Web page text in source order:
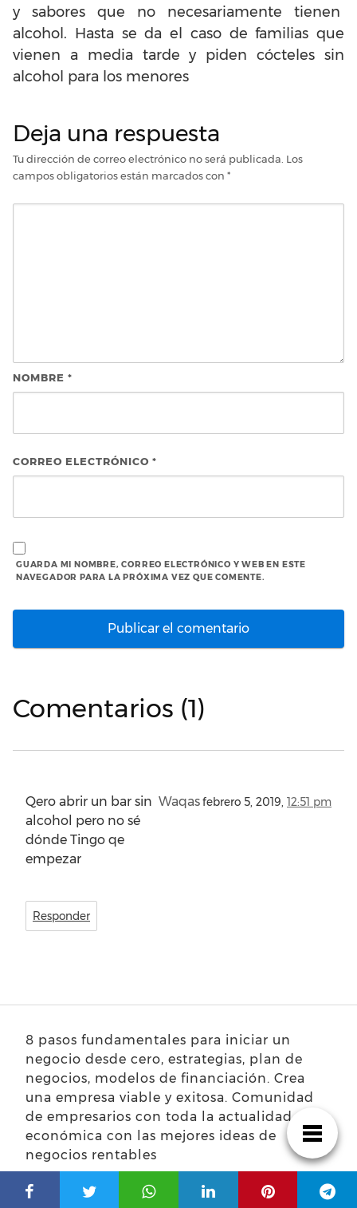
y sabores que no necesariamente tienen
alcohol. Hasta se da el caso de familias que
vienen a media tarde y piden cócteles sin
alcohol para los menores
Deja una respuesta
Tu dirección de correo electrónico no será publicada. Los
campos obligatorios están marcados con *
NOMBRE *
CORREO ELECTRÓNICO *
GUARDA MI NOMBRE, CORREO ELECTRÓNICO Y WEB EN ESTE
NAVEGADOR PARA LA PRÓXIMA VEZ QUE COMENTE.
Comentarios (1)
Waqasfebrero 5, 2019, 12:51 pm
Qero abrir un bar sin
alcohol pero no sé
dónde Tingo qe
empezar
Responder
8 pasos fundamentales para iniciar un
negocio desde cero, estrategias, plan de
negocios, modelos de financiación. Crea
una empresa viable y exitosa. Comunidad
de empresarios con toda la actualidad
económica con las mejores ideas de
negocios rentables